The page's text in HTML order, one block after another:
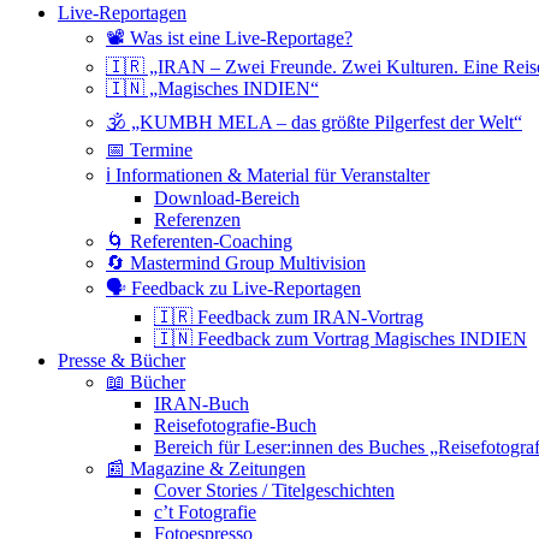
Live-Reportagen
📽 Was ist eine Live-Reportage?
🇮🇷 „IRAN – Zwei Freunde. Zwei Kulturen. Eine
🇮🇳 „Magisches INDIEN“
🕉 „KUMBH MELA – das größte Pilgerfest der Welt“
📅 Termine
ℹ️ Informationen & Material für Veranstalter
Download-Bereich
Referenzen
🌀 Referenten-Coaching
🔄 Mastermind Group Multivision
🗣 Feedback zu Live-Reportagen
🇮🇷 Feedback zum IRAN-Vortrag
🇮🇳 Feedback zum Vortrag Magisches INDIEN
Presse & Bücher
📖 Bücher
IRAN-Buch
Reisefotografie-Buch
Bereich für Leser:innen des Buches
📰 Magazine & Zeitungen
Cover Stories / Titelgeschichten
c’t Fotografie
Fotoespresso